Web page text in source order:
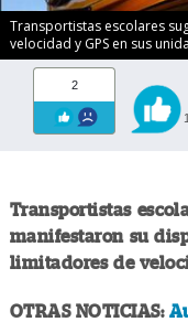
Transportistas escolares
velocidad y GPS en sus
2
1
Transportistas
manifestaron su
limitadores de
OTRAS NOTICIAS: